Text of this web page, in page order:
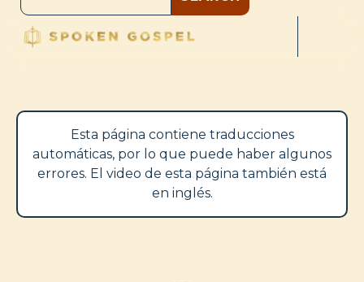
Esta página contiene traducciones
automáticas, por lo que puede haber algunos
errores. El video de esta página también está
en inglés.